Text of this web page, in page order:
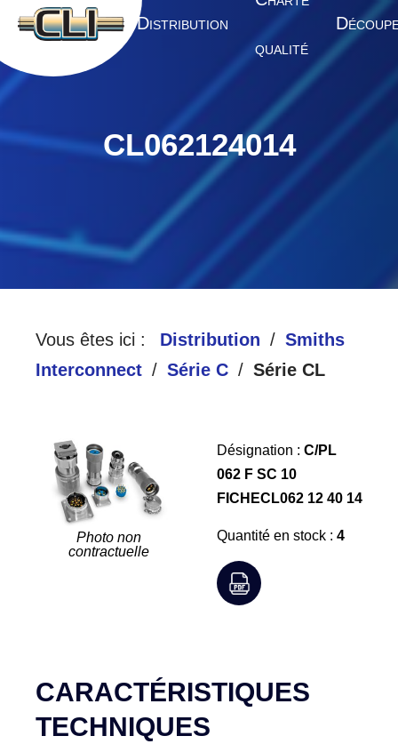
A CCUEIL DISTRIBUTION
QUALITÉ
D
CL062124014
Vous êtes ici : Distribution
Smiths
Interconnect
Série C Série CL
Photo non
contractuelle
Désignation : C/PL
062 F SC 10
FICHECL062 12 40 14
Quantité en stock : 4
CARACTÉRISTIQUES
TECHNIQUES